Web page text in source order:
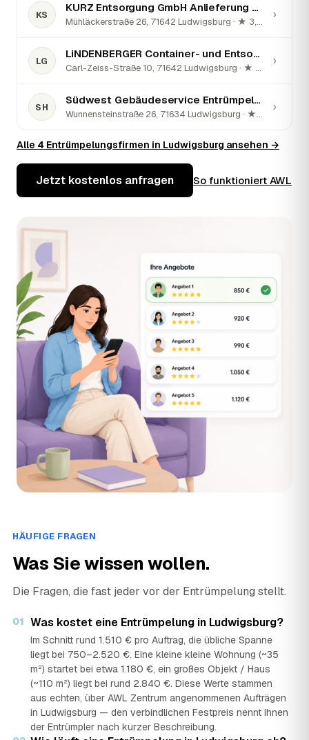
KS
KURZ Entsorgung GmbH Anlieferung Sonderabfall
Mühläckerstraße 26, 71642 Ludwigsburg · ★ 3,4 (24)
›
LG
LiNDENBERGER Container- und Entsorgungsservice GmbH
Carl-Zeiss-Straße 10, 71642 Ludwigsburg · ★ 5 (45)
›
SH
Südwest Gebäudeservice Entrümpelung Haushaltsauflösung
Wunnensteinstraße 26, 71634 Ludwigsburg · ★ 5 (23)
›
Alle 4 Entrümpelungsfirmen in Ludwigsburg ansehen →
Jetzt kostenlos anfragen So funktioniert AWL
HÄUFIGE FRAGEN
Was Sie wissen wollen.
Die Fragen, die fast jeder vor der Entrümpelung stellt.
01 Was kostet eine Entrümpelung in Ludwigsburg?
Im Schnitt rund 1.510 € pro Auftrag, die übliche Spanne
liegt bei 750–2.520 €. Eine kleine kleine Wohnung (~35
m²) startet bei etwa 1.180 €, ein großes Objekt / Haus
(~110 m²) liegt bei rund 2.840 €. Diese Werte stammen
aus echten, über AWL Zentrum angenommenen Aufträgen
in Ludwigsburg — den verbindlichen Festpreis nennt Ihnen
der Entrümpler nach kurzer Beschreibung.